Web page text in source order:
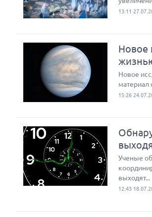
13:11
Новое
Новое
материал
15:26
Ученые
выходят...
12:43